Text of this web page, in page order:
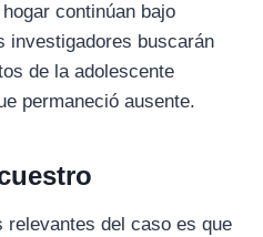
continúan bajo
investigadores buscarán
de la adolescente
permaneció ausente.
relevantes del caso es que